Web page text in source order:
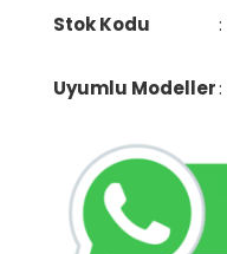
Stok Kodu :
Uyumlu Modeller: